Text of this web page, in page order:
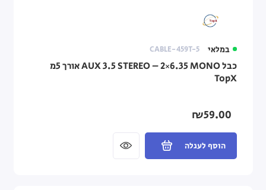
במלאי CABLE-459T-5
כבל AUX 3.5 STEREO – 2×6.35 MONO אורך 5מ
TopX
₪59.00
הוסף לעגלה